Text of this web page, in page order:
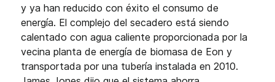
y ya han reducido con éxito el consumo de
energía. El complejo del secadero está siendo
calentado con agua caliente proporcionada por la
vecina planta de energía de biomasa de Eon y
transportada por una tubería instalada en 2010.